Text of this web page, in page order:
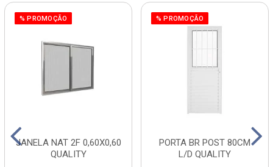
% PROMOÇÃO
JANELA NAT 2F 0,60X0,60
QUALITY
% PROMOÇÃO
PORTA BR POST 80CM
L/D QUALITY